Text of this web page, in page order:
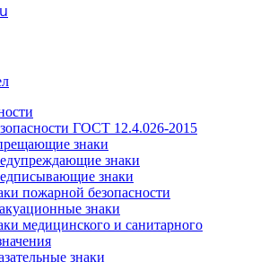
ГОСТ 12.4.026-2015
знаки
знаки
знаки
пожарной безопасности
знаки
медицинского и санитарного
знаки